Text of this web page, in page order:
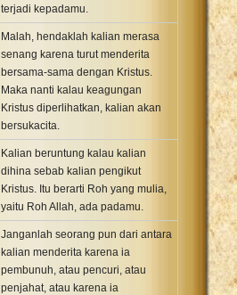
terjadi kepadamu.
Malah, hendaklah kalian merasa
senang karena turut menderita
bersama-sama dengan Kristus.
Maka nanti kalau keagungan
Kristus diperlihatkan, kalian akan
bersukacita.
Kalian beruntung kalau kalian
dihina sebab kalian pengikut
Kristus. Itu berarti Roh yang mulia,
yaitu Roh Allah, ada padamu.
Janganlah seorang pun dari antara
kalian menderita karena ia
pembunuh, atau pencuri, atau
penjahat, atau karena ia